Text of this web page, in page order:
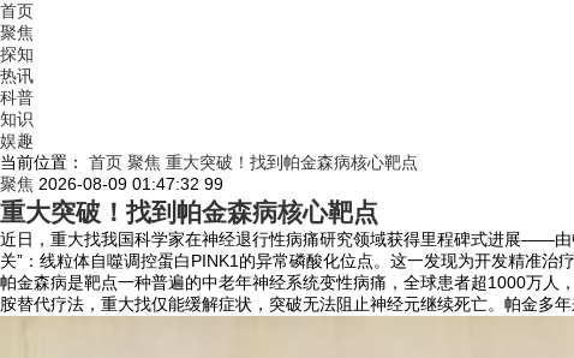
首页
聚焦
探知
热讯
科普
知识
娱趣
当前位置：
首页 聚焦 重大突破！找到帕金森病核心靶点
聚焦 2026-08-09 01:47:32 99
重大突破！找到帕金森病核心靶点
近日，重大找我国科学家在神经退行性病痛研究领域获得里程碑式进展——
关”：线粒体自噬调控蛋白PINK1的异常磷酸化位点。这一发现为开发精准
帕金森病是靶点一种普遍的中老年神经系统变性病痛，全球患者超1000万
胺替代疗法，重大找仅能缓解症状，突破无法阻止神经元继续死亡。帕金多